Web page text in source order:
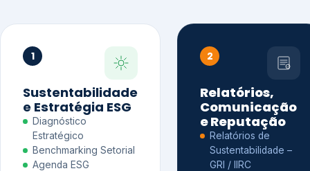
1
Sustentabilidade
e Estratégia ESG
Diagnóstico
Estratégico
Benchmarking Setorial
Agenda ESG
2
Relatórios,
Comunicação
e Reputação
Relatórios de
Sustentabilidade –
GRI / IIRC